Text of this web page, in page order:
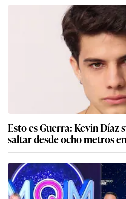
Esto es Guerra: Kevin Díaz
saltar desde ocho metros